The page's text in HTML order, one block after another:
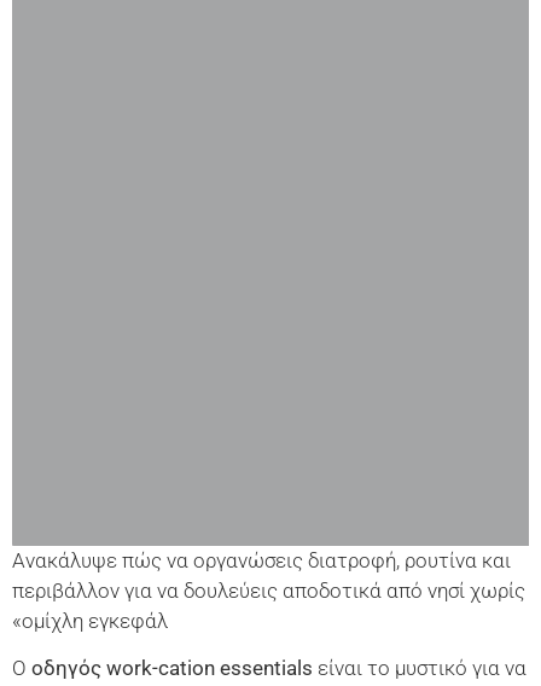
Ανακάλυψε πώς να οργανώσεις διατροφή, ρουτίνα και
περιβάλλον για να δουλεύεις αποδοτικά από νησί χωρίς
«ομίχλη εγκεφάλ
Ο οδηγός work-cation essentials είναι το μυστικό για να